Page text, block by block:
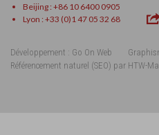
Beijing : +86 10 6400 0905
Lyon : +33 (0)1 47 05 32 68
Développement : Go On Web
Référencement naturel (SEO) par HTW-